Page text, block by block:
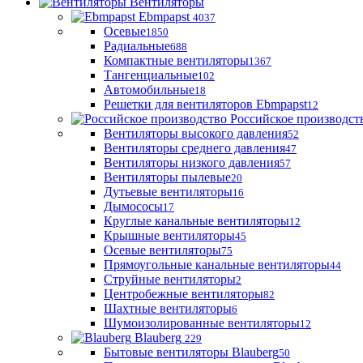
Ebmpapst 4037
Осевые1850
Радиальные688
Компактные вентиляторы1367
Тангенциальные102
Автомобильные18
Решетки для вентиляторов Ebmpapst12
Российское
Вентиляторы высокого давления52
Вентиляторы среднего давления47
Вентиляторы низкого давления57
Вентиляторы пылевые20
Дутьевые вентиляторы16
Дымососы17
Круглые канальные вентиляторы12
Крышные вентиляторы45
Осевые вентиляторы75
Прямоугольные канальные вентиляторы44
Струйные вентиляторы2
Центробежные вентиляторы82
Шахтные вентиляторы6
Шумоизолированные вентиляторы12
Blauberg 229
Бытовые вентиляторы Blauberg50